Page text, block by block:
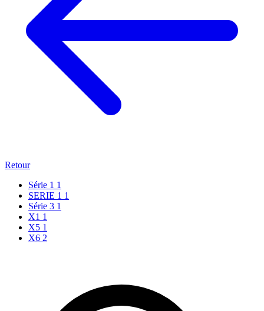
Retour
Série 1 1
SERIE 1 1
Série 3 1
X1 1
X5 1
X6 2